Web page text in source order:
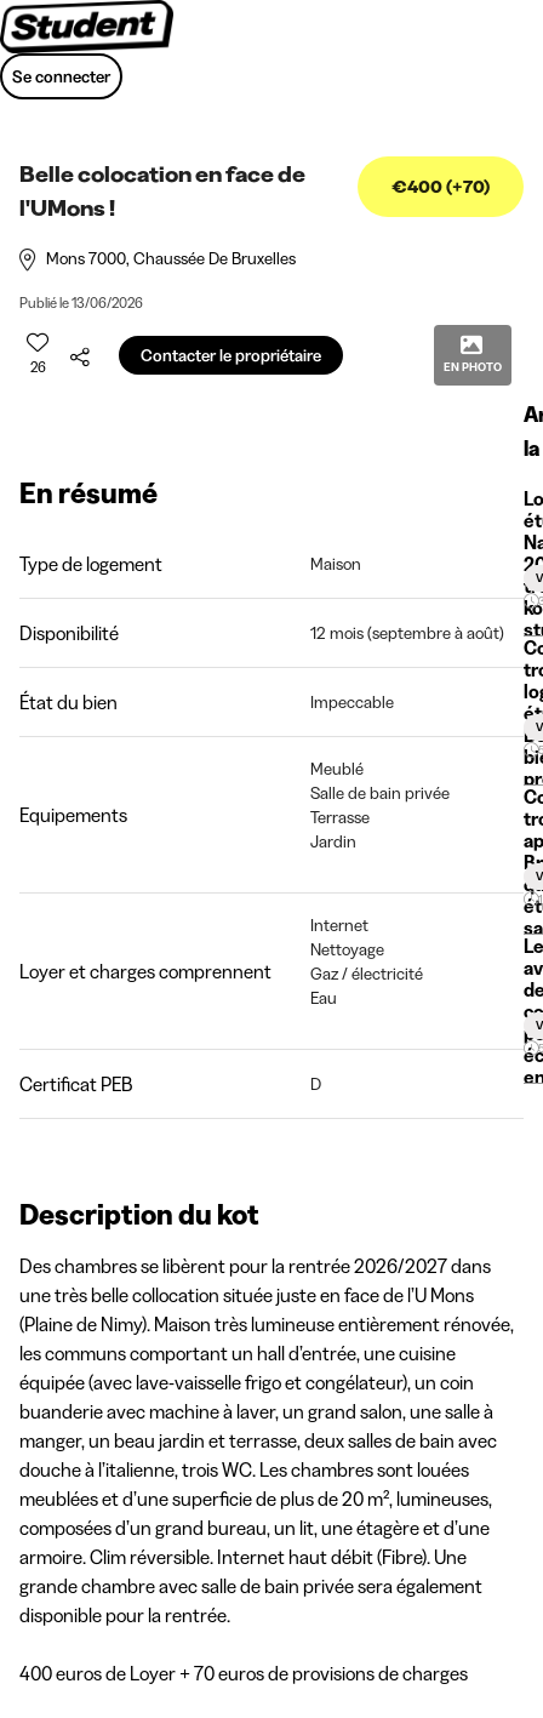
Se connecter
Belle colocation en face de
l'UMons !
€400 (+70)
Mons 7000, Chaussée De Bruxelles
Publié le 13/06/2026
26
Contacter le propriétaire
EN PHOTO
En résumé
Type de logement Maison
Disponibilité 12 mois (septembre à août)
État du bien Impeccable
Equipements
Meublé
Salle de bain privée
Terrasse
Jardin
Loyer et charges comprennent
Internet
Nettoyage
Gaz / électricité
Eau
Certificat PEB D
Description du kot
Des chambres se libèrent pour la rentrée 2026/2027 dans
une très belle collocation située juste en face de l’U Mons
(Plaine de Nimy). Maison très lumineuse entièrement rénovée,
les communs comportant un hall d’entrée, une cuisine
équipée (avec lave-vaisselle frigo et congélateur), un coin
buanderie avec machine à laver, un grand salon, une salle à
manger, un beau jardin et terrasse, deux salles de bain avec
douche à l’italienne, trois WC. Les chambres sont louées
meublées et d’une superficie de plus de 20 m², lumineuses,
composées d’un grand bureau, un lit, une étagère et d’une
armoire. Clim réversible. Internet haut débit (Fibre). Une
grande chambre avec salle de bain privée sera également
disponible pour la rentrée.
400 euros de Loyer + 70 euros de provisions de charges